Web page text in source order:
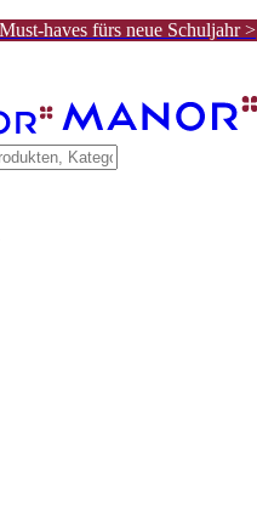
haves fürs neue Schuljahr >